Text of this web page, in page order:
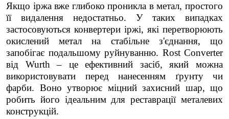
Якщо іржа вже глибоко проникла в метал, простого
її видалення недостатньо. У таких випадках
застосовуються конвертери іржі, які перетворюють
окислений метал на стабільне з'єднання, що
запобігає подальшому руйнуванню. Rost Converter
від Wurth – це ефективний засіб, який можна
використовувати перед нанесенням ґрунту чи
фарби. Воно утворює міцний захисний шар, що
робить його ідеальним для реставрації металевих
конструкцій.